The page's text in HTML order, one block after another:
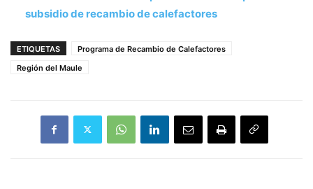
subsidio de recambio de calefactores
ETIQUETAS
Programa de Recambio de Calefactores
Región del Maule